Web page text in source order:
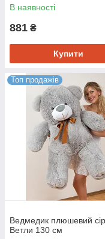
ведмедик
Ведмедик
В наявності
881 ₴
Купити
Топ продажів
Ведмедик плюшевий
Ветли 130 см